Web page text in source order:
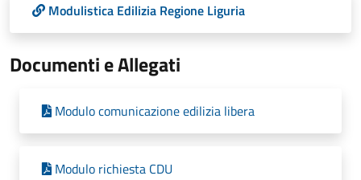
Modulistica Edilizia Regione Liguria
Documenti e Allegati
Modulo comunicazione edilizia libera
Modulo richiesta CDU